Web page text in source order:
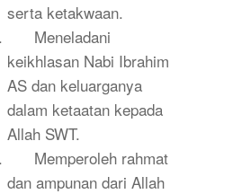
serta ketakwaan.
Meneladani
keikhlasan Nabi Ibrahim
AS dan keluarganya
dalam ketaatan kepada
Allah SWT.
Memperoleh rahmat
dan ampunan dari Allah